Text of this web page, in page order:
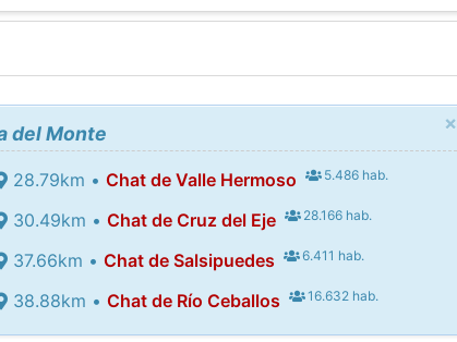
×
del Monte
28.79km •Chat de Valle Hermoso 5.486 hab.
30.49km •Chat de Cruz del Eje 28.166 hab.
37.66km •Chat de Salsipuedes 6.411 hab.
38.88km •Chat de Río Ceballos 16.632 hab.